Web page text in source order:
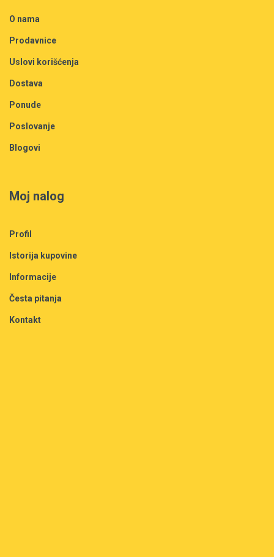
O nama
Prodavnice
Uslovi korišćenja
Dostava
Ponude
Poslovanje
Blogovi
Moj nalog
Profil
Istorija kupovine
Informacije
Česta pitanja
Kontakt